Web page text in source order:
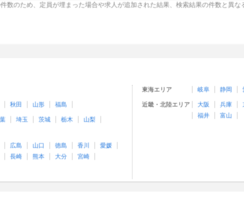
数のため、定員が埋まった場合や求人が追加された結果、検索結果の件数と異な
秋田 山形 福島
埼玉 茨城 栃木
山梨
広島 山口 徳島 香川
愛媛
長崎 熊本 大分
宮崎
東海エリア 岐阜 静岡
近畿・北陸エリア 大阪 兵庫
福井
富山